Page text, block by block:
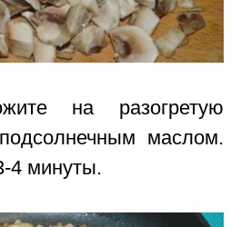
на разогретую
маслом.
4 минуты.